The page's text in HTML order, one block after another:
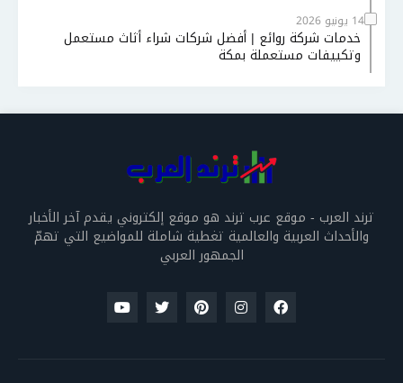
14 يونيو 2026
خدمات شركة روائع | أفضل شركات شراء أثاث مستعمل
وتكييفات مستعملة بمكة
ترند العرب - موقع عرب ترند هو موقع إلكتروني يقدم آخر الأخبار
والأحداث العربية والعالمية تغطية شاملة للمواضيع التي تهمّ
الجمهور العربي